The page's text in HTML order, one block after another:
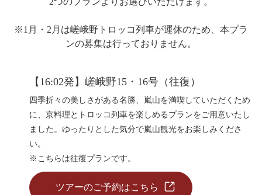
※1月・2月は嵯峨野トロッコ列車が運休のため、本プラ
ンの募集は行っておりません。
【16:02発】嵯峨野15・16号（往復）
四季折々の美しさがある名勝、嵐山を満喫していただくため
に、京料理とトロッコ列車を楽しめるプランをご用意いたし
ました。ゆったりとした気分で嵐山観光をお楽しみくださ
い。
※こちらは往復プランです。
ツアーのご予約はこちら